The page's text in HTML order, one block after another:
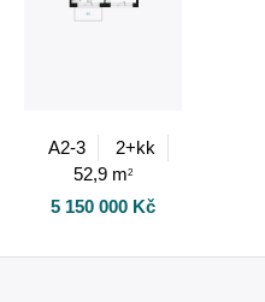
A2-3
2+kk
52,9 m2
5 150 000 Kč